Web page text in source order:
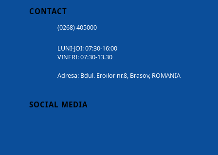
CONTACT
(0268) 405000
LUNI-JOI: 07:30-16:00
VINERI: 07:30-13.30
Adresa: Bdul. Eroilor nr.8, Brasov, ROMANIA
SOCIAL MEDIA